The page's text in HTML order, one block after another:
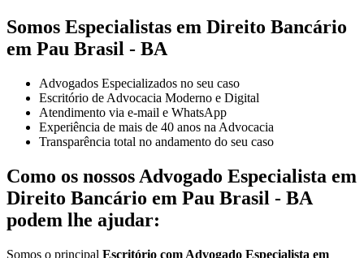
Somos Especialistas em Direito Bancário
em Pau Brasil - BA
Advogados Especializados no seu caso
Escritório de Advocacia Moderno e Digital
Atendimento via e-mail e WhatsApp
Experiência de mais de 40 anos na Advocacia
Transparência total no andamento do seu caso
Como os nossos Advogado Especialista em
Direito Bancário em Pau Brasil - BA
podem lhe ajudar:
Somos o principal Escritório com Advogado Especialista em